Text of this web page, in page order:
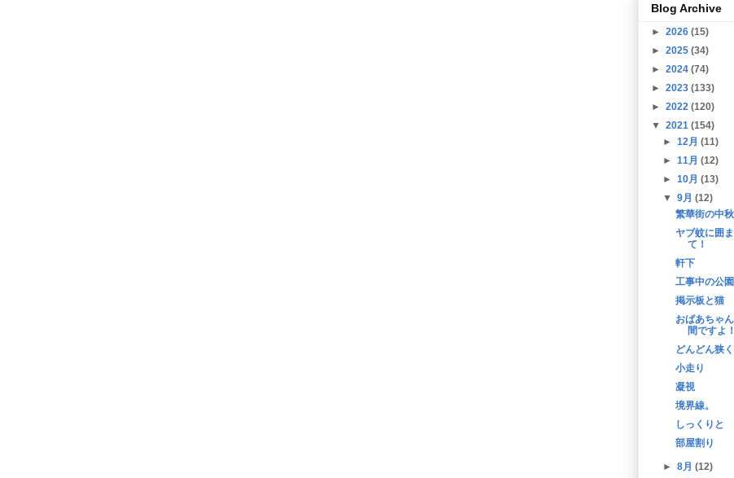
Blog Archive
► 2026 (15)
► 2025 (34)
► 2024 (74)
► 2023 (133)
► 2022 (120)
▼ 2021 (154)
►12月(11)
►11月(12)
►10月(13)
▼9月(12)
繁華街の中
ヤブ蚊に囲
て！
軒下
工事中の公
掲示板と猫
おばあちゃ
間ですよ
どんどん狭
小走り
凝視
境界線。
しっくりと
部屋割り
►8月(12)